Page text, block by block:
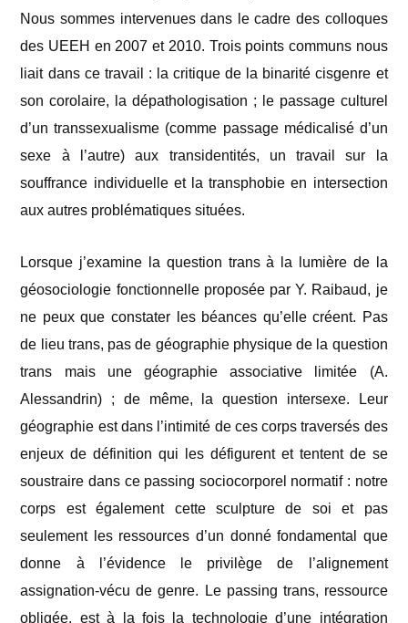
Nous sommes intervenues dans le cadre des colloques
des UEEH en 2007 et 2010. Trois points communs nous
liait dans ce travail : la critique de la binarité cisgenre et
son corolaire, la dépathologisation ; le passage culturel
d’un transsexualisme (comme passage médicalisé d’un
sexe à l’autre) aux transidentités, un travail sur la
souffrance individuelle et la transphobie en intersection
aux autres problématiques situées.
Lorsque j’examine la question trans à la lumière de la
géosociologie fonctionnelle proposée par Y. Raibaud, je
ne peux que constater les béances qu’elle créent. Pas
de lieu trans, pas de géographie physique de la question
trans mais une géographie associative limitée (A.
Alessandrin) ; de même, la question intersexe. Leur
géographie est dans l’intimité de ces corps traversés des
enjeux de définition qui les défigurent et tentent de se
soustraire dans ce passing sociocorporel normatif : notre
corps est également cette sculpture de soi et pas
seulement les ressources d’un donné fondamental que
donne à l’évidence le privilège de l’alignement
assignation-vécu de genre. Le passing trans, ressource
obligée, est à la fois la technologie d’une intégration